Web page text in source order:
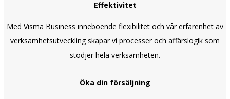
Effektivitet
Med Visma Business inneboende flexibilitet och vår erfarenhet av
verksamhetsutveckling skapar vi processer och affärslogik som
stödjer hela verksamheten.
Öka din försäljning